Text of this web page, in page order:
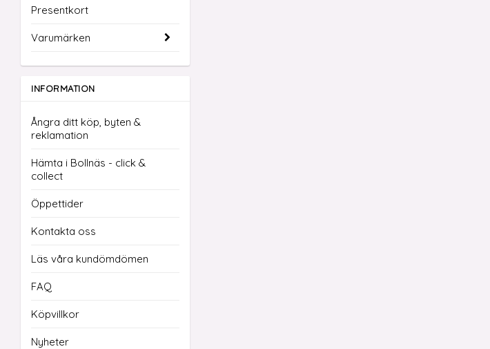
Presentkort
Varumärken
INFORMATION
Ångra ditt köp, byten &
reklamation
Hämta i Bollnäs - click &
collect
Öppettider
Kontakta oss
Läs våra kundömdömen
FAQ
Köpvillkor
Nyheter